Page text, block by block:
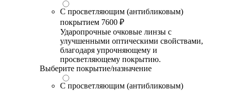
С просветляющим (антибликовым)
покрытием 7600 ₽
Ударопрочные очковые линзы с
улучшенными оптическими свойствами,
благодаря упрочняющему и
просветляющему покрытию.
Выберите покрытие/назначение
С просветляющим (антибликовым)